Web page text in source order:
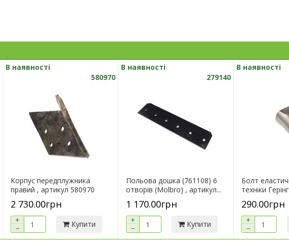
В наявності
580970
Корпус передплужника
правий , артикул 580970
2 730.00грн
+
−
Купити
В наявності
279140
Польова дошка (761108) 6
отворів (Molbro) , артикул...
1 170.00грн
+
−
Купити
В наявності
Болт
техніки
290.00грн
+
−